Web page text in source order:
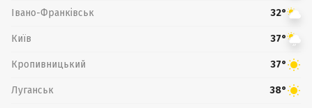
Івано-Франківськ 32°
Київ 37°
Кропивницький 37°
Луганськ 38°